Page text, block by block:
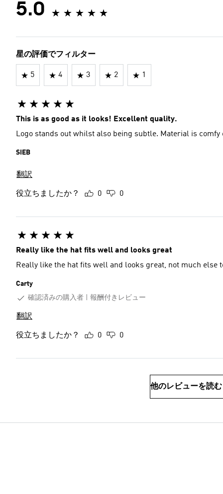
5.0
星の評価でフィルター
5 4 3 2 1
This is as good as it looks! Excellent quality.
Logo stands out whilst also being subtle. Material is
SIEB
翻訳
役立ちましたか？ 0 0
Really like the hat fits well and looks great
Really like the hat fits well and looks great, not much else
Carty
確認済みの購入者
報酬付きレビュー
翻訳
役立ちましたか？ 0 0
他のレビューを読む